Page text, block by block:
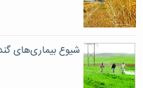
شیوع بیماری‌های